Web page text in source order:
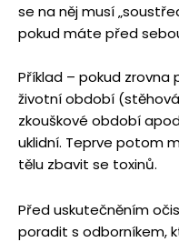
se na něj musí
pokud máte před
Příklad – pokud zrovna
životní období
zkouškové období
uklidní. Teprve potom
tělu zbavit se toxinů.
Před uskutečněním
poradit s odborníkem,